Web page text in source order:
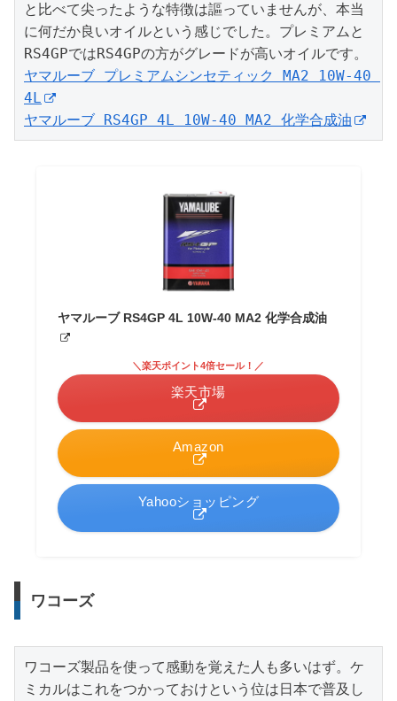
と比べて尖ったような特徴は謳っていませんが、本当
に何だか良いオイルという感じでした。プレミアムと
ヤマルーブ プレミアムシンセティック MA2 10W-40
4L
ヤマルーブ RS4GP 4L 10W-40 MA2 化学合成油
ヤマルーブ RS4GP 4L 10W-40 MA2 化学合成油
Amazon
＼楽天ポイント4倍セール！／
楽天市場
Yahooショッピング
ワコーズ
ワコーズ製品を使って感動を覚えた人も多いはず。ケ
ミカルはこれをつかっておけという位は日本で普及し